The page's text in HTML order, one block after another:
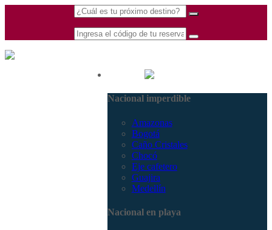
Nacional imperdible
Amazonas
Bogotá
Caño Cristales
Chocó
Eje cafetero
Guajira
Medellín
Nacional en playa